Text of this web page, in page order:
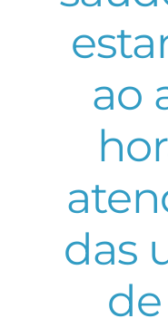
ao
das